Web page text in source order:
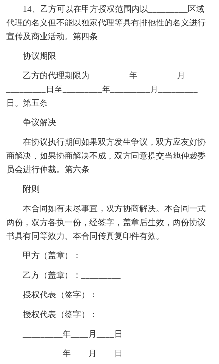
14、乙方可以在甲方授权范围内以_________区域
代理的名义但不能以独家代理等具有排他性的名义进行
宣传及商业活动。第四条
协议期限
乙方的代理期限为_________年_________月
_________日至_________年_________月_________
日。第五条
争议解决
在协议执行期间如果双方发生争议，双方应友好协
商解决，如果协商解决不成，双方同意提交当地仲裁委
员会进行仲裁。第六条
附则
本合同如有未尽事宜，双方协商解决。本合同一式
两份，双方各执一份，经签字，盖章后生效，两份协议
书具有同等效力。本合同传真复印件有效。
甲方（盖章）：_________
乙方（盖章）：_________
授权代表（签字）：_________
授权代表（签字）：_________
_________年____月____日
_________年____月____日